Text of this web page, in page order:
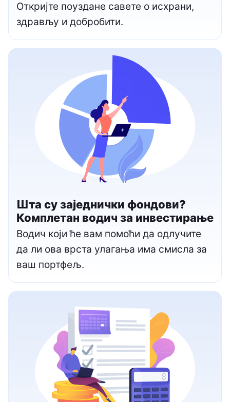
Откријте поуздане савете о исхрани,
здрављу и добробити.
Шта су заједнички фондови?
Комплетан водич за инвестирање
Водич који ће вам помоћи да одлучите
да ли ова врста улагања има смисла за
ваш портфељ.